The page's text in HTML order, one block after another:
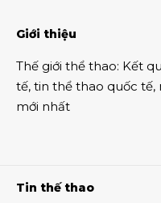
Giới thiệu
Thế giới thể thao: Kết
tế, tin thể thao quốc tế,
mới nhất
Tin thế thao